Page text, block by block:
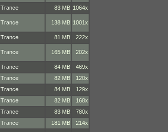
Trance 83 MB 1064x
Trance 138 MB 1001x
Trance 81 MB
222x
Trance 165 MB 202x
Trance 84 MB
469x
Trance 82 MB
120x
Trance 84 MB
129x
Trance 82 MB
168x
Trance 83 MB
780x
Trance 181 MB
214x